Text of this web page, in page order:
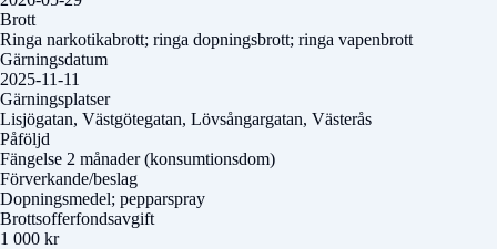
Brott
Ringa narkotikabrott; ringa dopningsbrott; ringa vapenbrott
Gärningsdatum
2025-11-11
Gärningsplatser
Lisjögatan, Västgötegatan, Lövsångargatan, Västerås
Påföljd
Fängelse 2 månader (konsumtionsdom)
Förverkande/beslag
Dopningsmedel; pepparspray
Brottsofferfondsavgift
1 000 kr